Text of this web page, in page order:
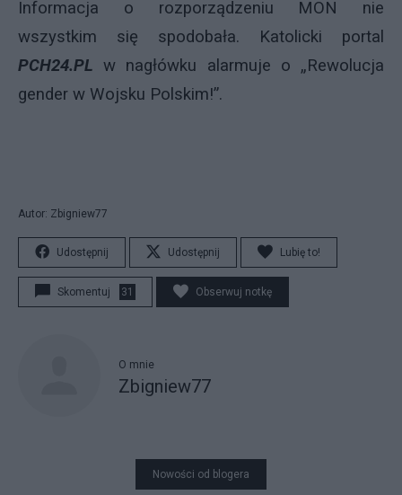
Informacja o rozporządzeniu MON nie
wszystkim się spodobała. Katolicki portal
PCH24.PL w nagłówku alarmuje o „Rewolucja
gender w Wojsku Polskim!”.
Autor: Zbigniew77
Udostępnij Udostępnij Lubię to!
Skomentuj 31 Obserwuj notkę
O mnie
Zbigniew77
Nowości od blogera